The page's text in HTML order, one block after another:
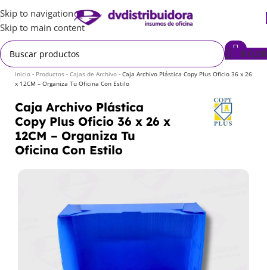
Skip to navigation
Skip to main content
$ 0,00
Inicio - Productos - Cajas de Archivo - Caja Archivo Plástica Copy Plus Oficio 36 x 26
x 12CM – Organiza Tu Oficina Con Estilo
Caja Archivo Plástica
Copy Plus Oficio 36 x 26 x
12CM – Organiza Tu
Oficina Con Estilo